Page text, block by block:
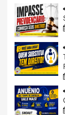
com
indústria,
e 78,2%
DIEESE.
Para as
valor de
encerrados